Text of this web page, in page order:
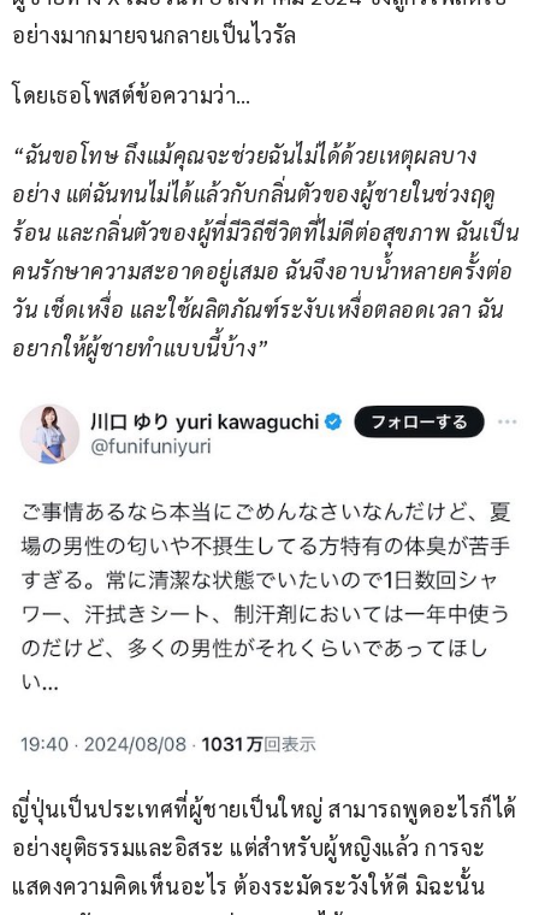
อย่างมากมายจนกลายเป็นไวรัล
โดยเธอโพสต์ข้อความว่า…
“ฉันขอโทษ ถึงแม้คุณจะช่วยฉันไม่ได้ด้วยเหตุผลบาง
อย่าง แต่ฉันทนไม่ได้แล้วกับกลิ่นตัวของผู้ชายในช่วงฤดู
ร้อน และกลิ่นตัวของผู้ที่มีวิถีชีวิตที่ไม่ดีต่อสุขภาพ ฉันเป็น
คนรักษาความสะอาดอยู่เสมอ ฉันจึงอาบน้ำหลายครั้งต่อ
วัน เช็ดเหงื่อ และใช้ผลิตภัณฑ์ระงับเหงื่อตลอดเวลา ฉัน
อยากให้ผู้ชายทำแบบนี้บ้าง”
ญี่ปุ่นเป็นประเทศที่ผู้ชายเป็นใหญ่ สามารถพูดอะไรก็ได้
อย่างยุติธรรมและอิสระ แต่สำหรับผู้หญิงแล้ว การจะ
แสดงความคิดเห็นอะไร ต้องระมัดระวังให้ดี มิฉะนั้น